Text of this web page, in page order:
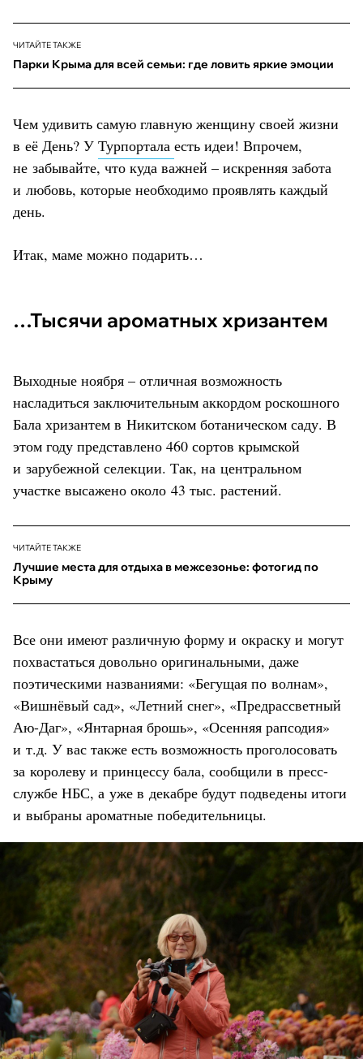
ЧИТАЙТЕ ТАКЖЕ
Парки Крыма для всей семьи: где ловить яркие эмоции
Чем удивить самую главную женщину своей жизни
в её День? У Турпортала есть идеи! Впрочем,
не забывайте, что куда важней – искренняя забота
и любовь, которые необходимо проявлять каждый
день.
Итак, маме можно подарить…
…Тысячи ароматных хризантем
Выходные ноября – отличная возможность
насладиться заключительным аккордом роскошного
Бала хризантем в Никитском ботаническом саду. В
этом году представлено 460 сортов крымской
и зарубежной селекции. Так, на центральном
участке высажено около 43 тыс. растений.
ЧИТАЙТЕ ТАКЖЕ
Лучшие места для отдыха в межсезонье: фотогид по
Крыму
Все они имеют различную форму и окраску и могут
похвастаться довольно оригинальными, даже
поэтическими названиями: «Бегущая по волнам»,
«Вишнёвый сад», «Летний снег», «Предрассветный
Аю-Даг», «Янтарная брошь», «Осенняя рапсодия»
и т.д. У вас также есть возможность проголосовать
за королеву и принцессу бала, сообщили в пресс-
службе НБС, а уже в декабре будут подведены итоги
и выбраны ароматные победительницы.